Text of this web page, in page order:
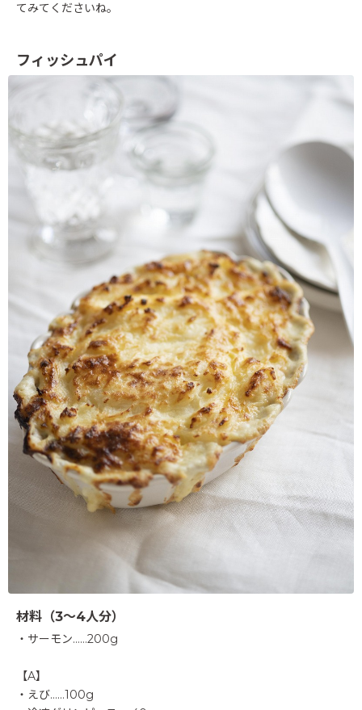
てみてくださいね。
フィッシュパイ
材料（3～4人分）
・サーモン……200g
【A】
・えび……100g